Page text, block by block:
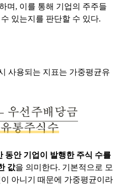
며, 이를 통해 기업의 주주들
있는지를 판단할 수 있다.
사용되는 지표는 가중평균유
동안 기업이 발행한 주식 수를
값을 의미한다. 기본적으로 모
아니기 때문에 가중평균이라